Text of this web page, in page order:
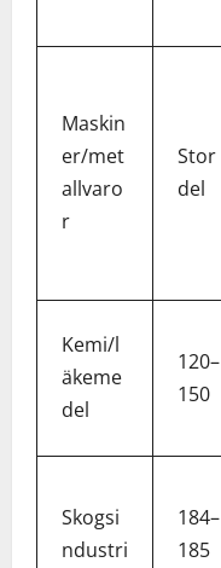
Maskin
er/met
allvaro
r
Stor
del
Kemi/l
äkeme
del
120–
150
Skogsi
ndustri
184–
185